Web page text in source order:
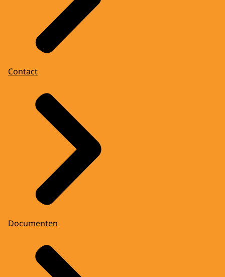
Contact
Documenten